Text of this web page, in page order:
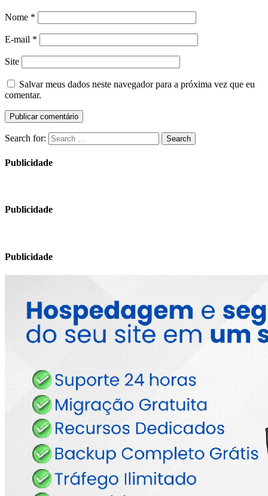
Nome *
E-mail *
Site
Salvar meus dados neste navegador para a próxima vez que eu
comentar.
Search for: Search
Publicidade
Publicidade
Publicidade